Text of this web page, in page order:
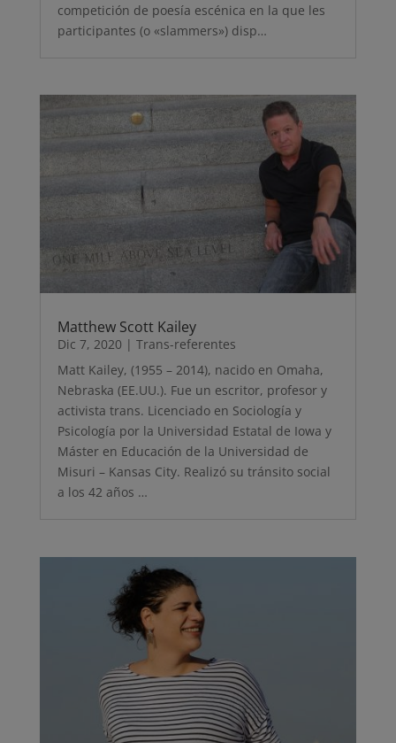
competición de poesía escénica en la que les
participantes (o «slammers») disp…
Matthew Scott Kailey
Dic 7, 2020 | Trans-referentes
Matt Kailey, (1955 – 2014), nacido en Omaha,
Nebraska (EE.UU.). Fue un escritor, profesor y
activista trans. Licenciado en Sociología y
Psicología por la Universidad Estatal de Iowa y
Máster en Educación de la Universidad de
Misuri – Kansas City. Realizó su tránsito social
a los 42 años …